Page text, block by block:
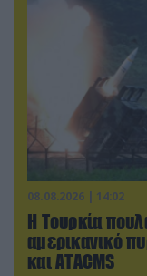
08.08.2026 | 14:02
Η Τουρκία
αμερικανικό
και ΑΤΑCMS